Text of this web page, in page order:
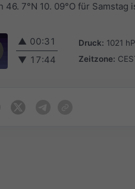
7°N 10. 09°O für
▲ 00:31
▼ 17:44
Druck: 1021
Zeitzone: